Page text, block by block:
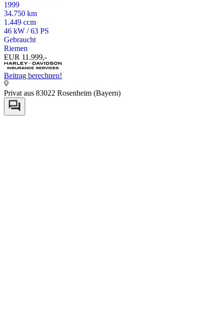
1999
34.750 km
1.449 ccm
46 kW / 63 PS
Gebraucht
Riemen
EUR 11.999,-
Beitrag berechnen!
Privat aus 83022 Rosenheim (Bayern)